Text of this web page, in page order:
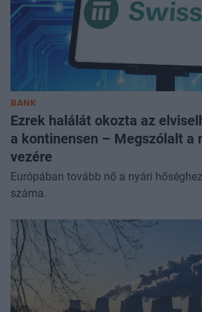
BANK
Ezrek halálát okozta az
a kontinensen – Megszólalt a
vezére
Európában tovább nő a nyári
száma.